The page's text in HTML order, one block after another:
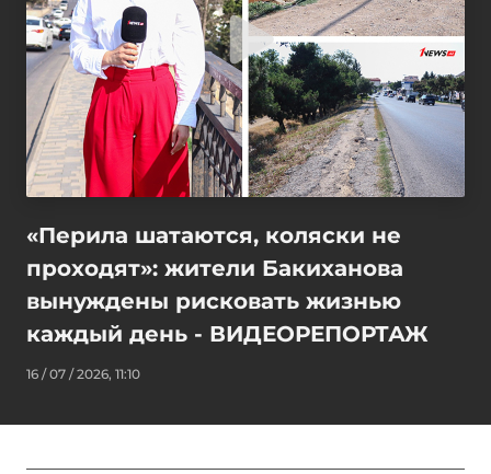
«Перила шатаются, коляски не
проходят»: жители Бакиханова
вынуждены рисковать жизнью
каждый день - ВИДЕОРЕПОРТАЖ
16 / 07 / 2026, 11:10